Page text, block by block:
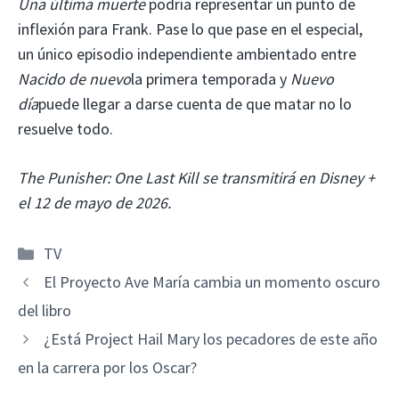
Una última muertepodría representar un punto de
inflexión para Frank. Pase lo que pase en el especial,
un único episodio independiente ambientado entre
Nacido de nuevola primera temporada y Nuevo
díapuede llegar a darse cuenta de que matar no lo
resuelve todo.
The Punisher: One Last Kill se transmitirá en Disney +
el 12 de mayo de 2026.
Categorías
TV
El Proyecto Ave María cambia un momento oscuro
del libro
¿Está Project Hail Mary los pecadores de este año
en la carrera por los Oscar?